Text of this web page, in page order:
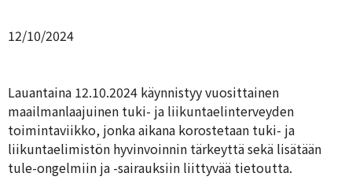
12/10/2024
Lauantaina 12.10.2024 käynnistyy vuosittainen
maailmanlaajuinen tuki- ja liikuntaelinterveyden
toimintaviikko, jonka aikana korostetaan tuki- ja
liikuntaelimistön hyvinvoinnin tärkeyttä sekä lisätään
tule-ongelmiin ja -sairauksiin liittyvää tietoutta.